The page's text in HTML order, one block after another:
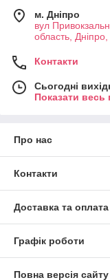
м. Дніпро
вул
область, Дніпро,
Контакти
Сьогодні
Показати весь
Про нас
Контакти
Доставка та оплата
Графік роботи
Повна версія сайту